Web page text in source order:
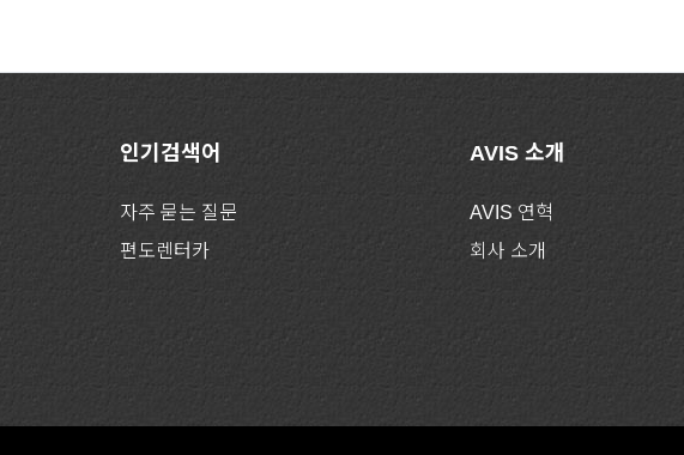
인기검색어
자주 묻는 질문
편도렌터카
AVIS 소개
AVIS 연혁
회사 소개